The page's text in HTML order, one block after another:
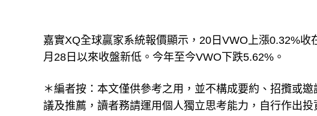
嘉實XQ全球贏家系統報價顯示，20日VWO上漲0.32%
月28日以來收盤新低。今年至今VWO下跌5.62%。
＊編者按：本文僅供參考之用，並不構成要約、招攬或
議及推薦，讀者務請運用個人獨立思考能力，自行作出